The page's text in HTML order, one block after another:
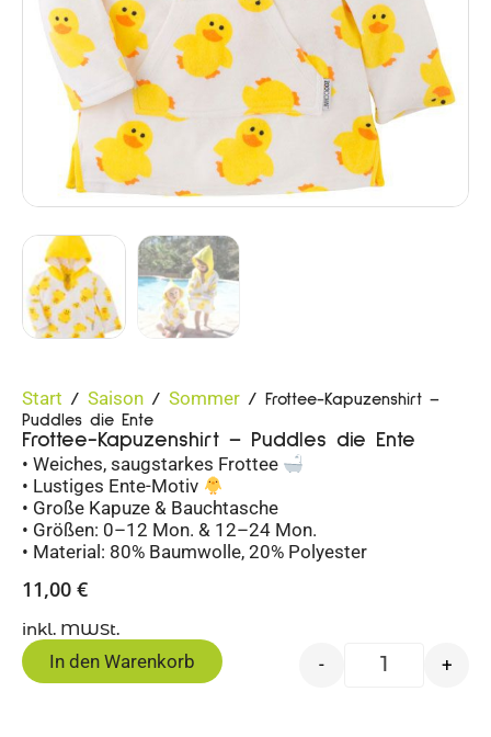
Start / Saison / Sommer / Frottee-Kapuzenshirt –
Puddles die Ente
Frottee-Kapuzenshirt – Puddles die Ente
• Weiches, saugstarkes Frottee
• Lustiges Ente-Motiv
• Große Kapuze & Bauchtasche
• Größen: 0–12 Mon. & 12–24 Mon.
• Material: 80% Baumwolle, 20% Polyester
11,00 €
inkl. MWSt.
- +
In den Warenkorb